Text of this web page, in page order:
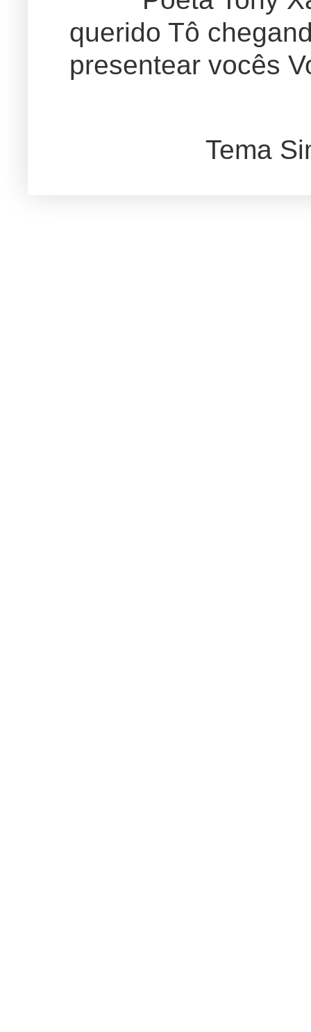
querido Tô
presentear vocês
Tema